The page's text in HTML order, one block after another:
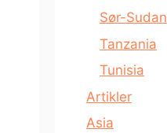
Sør-Sudan
Tanzania
Tunisia
Artikler
Asia